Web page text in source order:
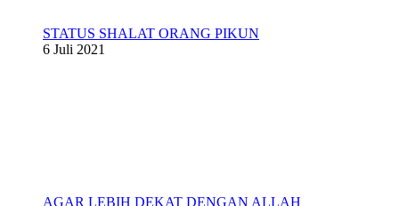
STATUS SHALAT ORANG PIKUN
6 Juli 2021
AGAR LEBIH DEKAT DENGAN ALLAH